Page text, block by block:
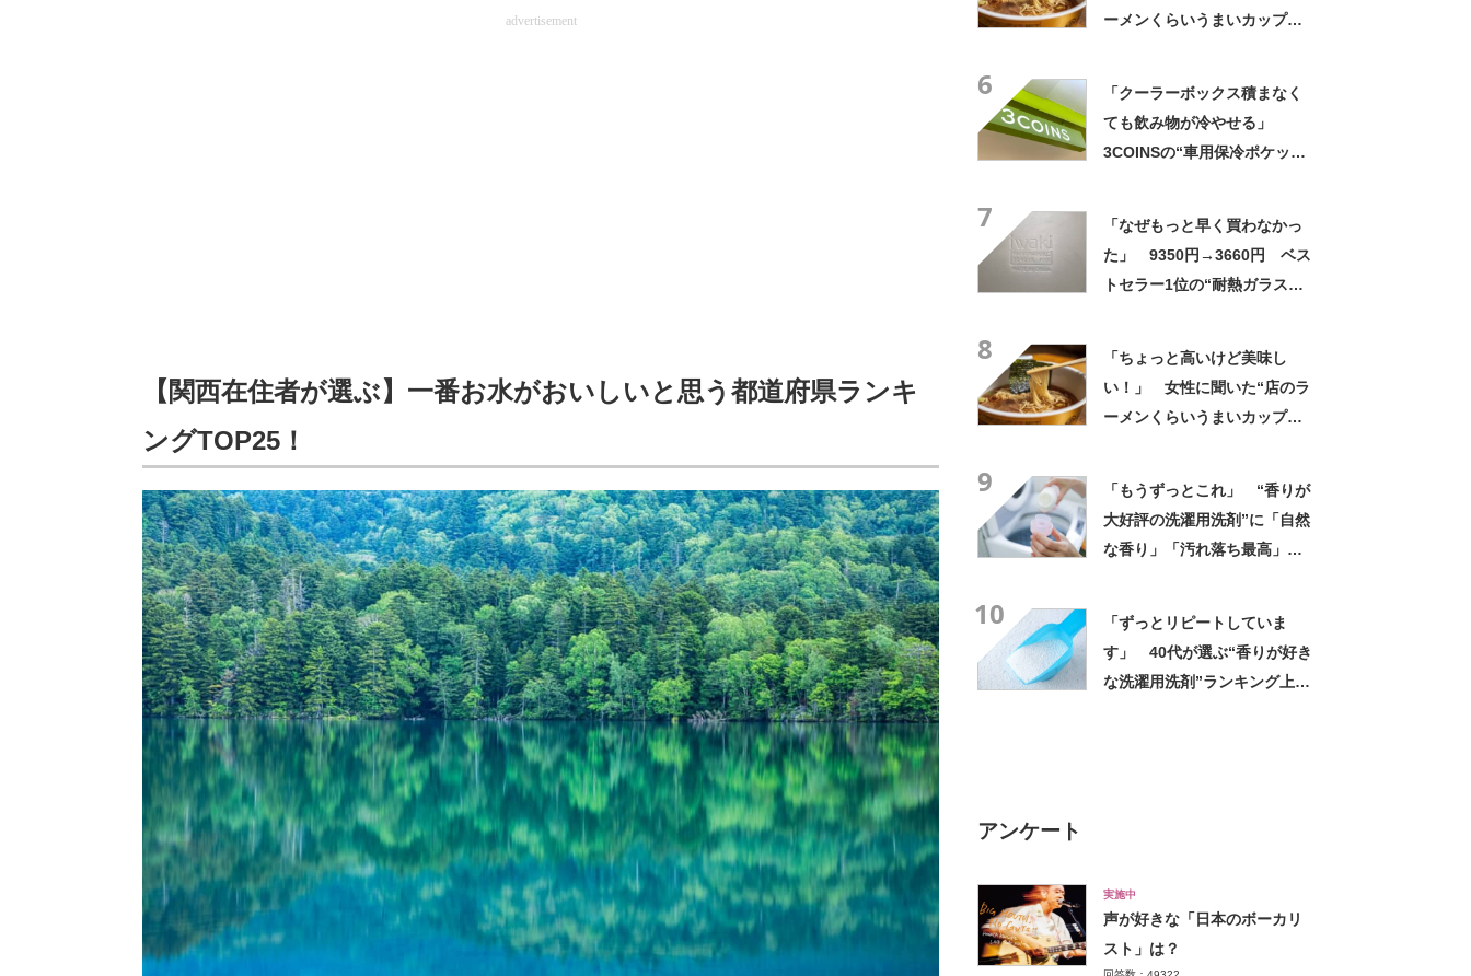
advertisement
【関西在住者が選ぶ】一番お水がおいしいと思う都道府県ランキ
ングTOP25！
ーメンくらいうまいカップ
6
「クーラーボックス積まなく
ても飲み物が冷やせる」
3COINSの“車用保冷ポケッ
7
「なぜもっと早く買わなかっ
た」 9350円→3660円 ベス
トセラー1位の“耐熱ガラス容
8
「ちょっと高いけど美味し
い！」 女性に聞いた“店のラ
ーメンくらいうまいカップ
9
「もうずっとこれ」 “香りが
大好評の洗濯用洗剤”に「自然
な香り」「汚れ落ち最高」
10
「ずっとリピートしていま
す」 40代が選ぶ“香りが好き
な洗濯用洗剤”ランキング上位
アンケート
実施中
声が好きな「日本のボーカリ
スト」は？